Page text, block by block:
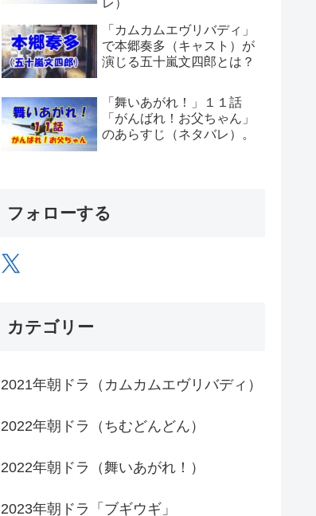
「カムカムエヴリバディ」
で本郷奏多（キャスト）が
演じる五十嵐文四郎とは？
「舞いあがれ！」１１話
「がんばれ！お父ちゃん」
のあらすじ（ネタバレ）。
フォローする
X
カテゴリー
2021年朝ドラ（カムカムエヴリバディ）
2022年朝ドラ（ちむどんどん）
2022年朝ドラ（舞いあがれ！）
2023年朝ドラ「ブギウギ」